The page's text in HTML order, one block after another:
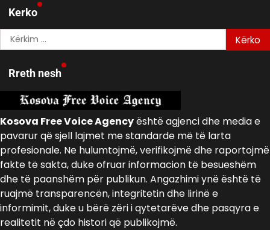
Kerko
Kërko
për:
Rreth nesh
Kosova Free Voice Agencyështë agjenci dhe media e
pavarur që sjell lajmet me standarde më të larta
profesionale. Ne hulumtojmë, verifikojmë dhe raportojmë
fakte të sakta, duke ofruar informacion të besueshëm
dhe të paanshëm për publikun. Angazhimi ynë është të
ruajmë transparencën, integritetin dhe lirinë e
informimit, duke u bërë zëri i qytetarëve dhe pasqyra e
realitetit në çdo histori që publikojmë.